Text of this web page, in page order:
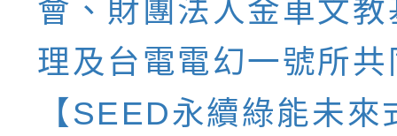
會、財團法人金車文
理及台電電幻一號所共
【SEED永續綠能未來